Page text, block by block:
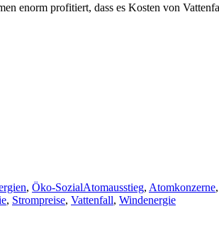
enorm profitiert, dass es Kosten von
, Öko-SozialAtomausstieg, Atomkonzerne,
, Strompreise, Vattenfall, Windenergie